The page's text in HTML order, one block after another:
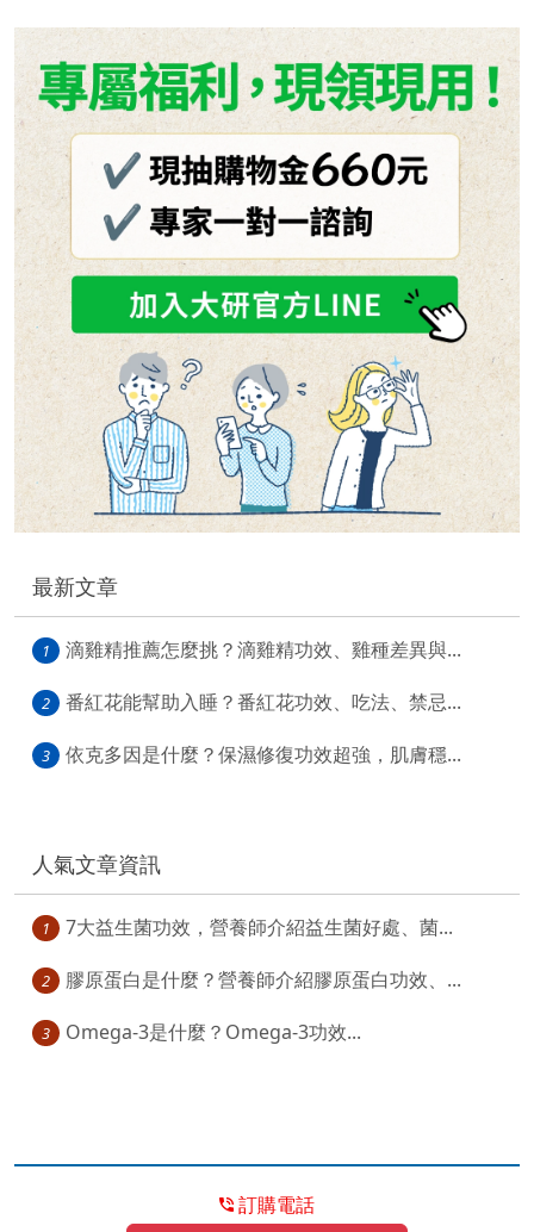
最新文章
1 滴雞精推薦怎麼挑？滴雞精功效、雞種差異與...
2 番紅花能幫助入睡？番紅花功效、吃法、禁忌...
3 依克多因是什麼？保濕修復功效超強，肌膚穩...
人氣文章資訊
1 7大益生菌功效，營養師介紹益生菌好處、菌...
2 膠原蛋白是什麼？營養師介紹膠原蛋白功效、...
3 Omega-3是什麼？Omega-3功效...
訂購電話